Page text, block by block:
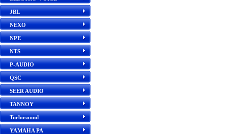
JBL
NEXO
NPE
NTS
P-AUDIO
QSC
SEER AUDIO
TANNOY
Turbosound
YAMAHA PA